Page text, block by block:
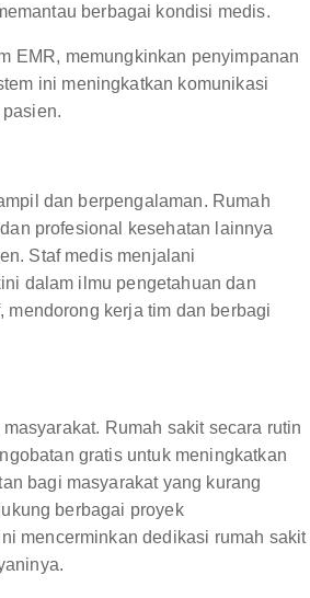
berbagai kondisi medis.
EMR, memungkinkan penyimpanan
ini meningkatkan komunikasi
dan berpengalaman. Rumah
profesional kesehatan lainnya
Staf medis menjalani
dalam ilmu pengetahuan dan
kerja tim dan berbagi
Rumah sakit secara rutin
gratis untuk meningkatkan
bagi masyarakat yang kurang
berbagai proyek
mencerminkan dedikasi rumah sakit